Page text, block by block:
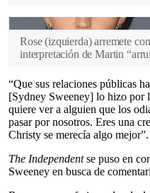
Rose (izquierda) arremete
interpretación de Martin
“Que sus relaciones públicas
[Sydney Sweeney] lo hizo por
quiere ver a alguien que los
pasar por nosotros. Eres una
Christy se merecía algo mejor”.
The Independentse puso en
Sweeney en busca de